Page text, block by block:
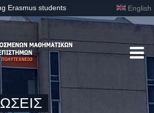
Erasmus students English